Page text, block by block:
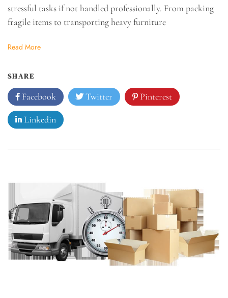
stressful tasks if not handled professionally. From packing
fragile items to transporting heavy furniture
Read More
SHARE
Facebook Twitter Pinterest
Linkedin